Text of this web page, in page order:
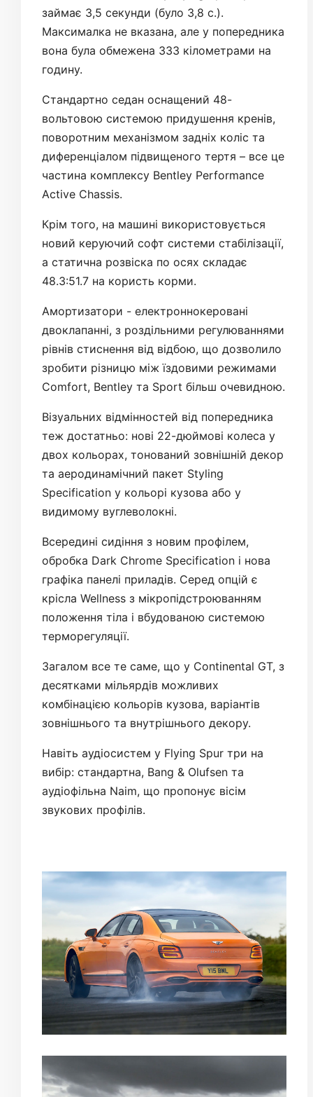
займає 3,5 секунди (було 3,8 с.).
Максималка не вказана, але у попередника
вона була обмежена 333 кілометрами на
годину.
Стандартно седан оснащений 48-
вольтовою системою придушення кренів,
поворотним механізмом задніх коліс та
диференціалом підвищеного тертя – все це
частина комплексу Bentley Performance
Active Chassis.
Крім того, на машині використовується
новий керуючий софт системи стабілізації,
а статична розвіска по осях складає
48.3:51.7 на користь корми.
Амортизатори - електроннокеровані
двоклапанні, з роздільними регулюваннями
рівнів стиснення від відбою, що дозволило
зробити різницю між їздовими режимами
Comfort, Bentley та Sport більш очевидною.
Візуальних відмінностей від попередника
теж достатньо: нові 22-дюймові колеса у
двох кольорах, тонований зовнішній декор
та аеродинамічний пакет Styling
Specification у кольорі кузова або у
видимому вуглеволокні.
Всередині сидіння з новим профілем,
обробка Dark Chrome Specification і нова
графіка панелі приладів. Серед опцій є
крісла Wellness з мікропідстроюванням
положення тіла і вбудованою системою
терморегуляції.
Загалом все те саме, що у Continental GT, з
десятками мільярдів можливих
комбінацією кольорів кузова, варіантів
зовнішнього та внутрішнього декору.
Навіть аудіосистем у Flying Spur три на
вибір: стандартна, Bang & Olufsen та
аудіофільна Naim, що пропонує вісім
звукових профілів.